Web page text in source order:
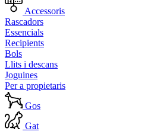
Accessoris
Rascadors
Essencials
Recipients
Bols
Llits i descans
Joguines
Per a propietaris
Gos
Gat